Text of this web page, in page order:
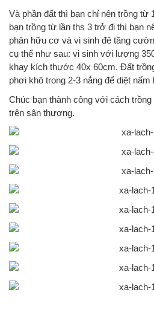
Và phần đất thì bạn chỉ nên trồng từ
bạn trồng từ lần ths 3 trở đi thì bạn
phân hữu cơ và vi sinh đê tăng
cụ thể như sau: vi sinh với lượng
khay kích thước 40x 60cm. Đất
phơi khô trong 2-3 nắng để diệt nấm
Chúc bạn thành công với cách
trên sân thượng.